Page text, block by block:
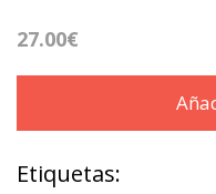
27.00€
Etiquetas: